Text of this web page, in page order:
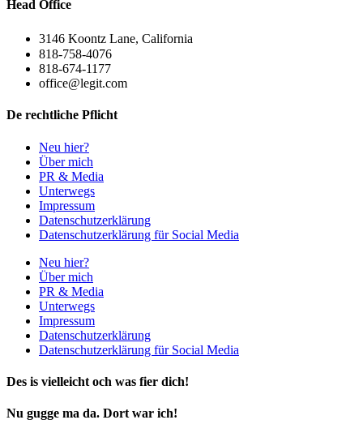
Head Office
3146 Koontz Lane, California
818-758-4076
818-674-1177
office@legit.com
De rechtliche Pflicht
Neu hier?
Über mich
PR & Media
Unterwegs
Impressum
Datenschutzerklärung
Datenschutzerklärung für Social Media
Neu hier?
Über mich
PR & Media
Unterwegs
Impressum
Datenschutzerklärung
Datenschutzerklärung für Social Media
Des is vielleicht och was fier dich!
Nu gugge ma da. Dort war ich!